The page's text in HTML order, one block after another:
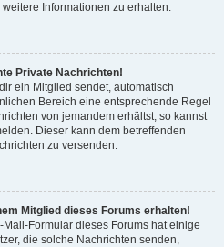
Informationen zu erhalten.
Private Nachrichten!
ein Mitglied sendet, automatisch
Bereich eine entsprechende Regel
von jemandem erhältst, so kannst
Dieser kann dem betreffenden
zu versenden.
Mitglied dieses Forums erhalten!
Formular dieses Forums hat einige
die solche Nachrichten senden,